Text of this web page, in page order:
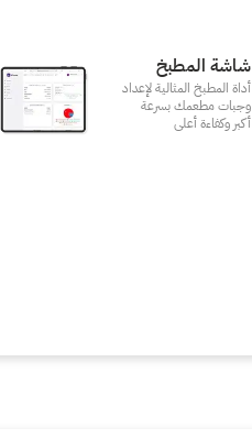
شاشة المطبخ
أداة المطبخ المثالية لإعداد
وجبات مطعمك بسرعة
أكبر وكفاءة أعلى